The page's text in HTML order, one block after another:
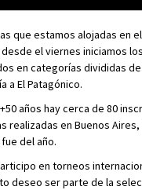
que estamos alojadas en
el viernes iniciamos
en categorías divididas de
a El Patagónico.
años hay cerca de 80
realizadas en Buenos Aires,
del año.
en torneos
deseo ser parte de la